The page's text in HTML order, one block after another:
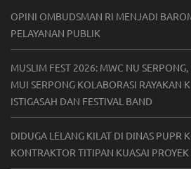
OPINI OMBUDSMAN RI MENJADI
PELAYANAN PUBLIK
MUSLIM FEST 2026: MWC NU SERPONG,
MUI SERPONG KOLABORASI RAYAKAN
ISTIGASAH DAN FESTIVAL BAND
DIDUGA LELANG KILAT DI DINAS PUPR
KONTRAKTOR TITIPAN KUASAI PROYEK